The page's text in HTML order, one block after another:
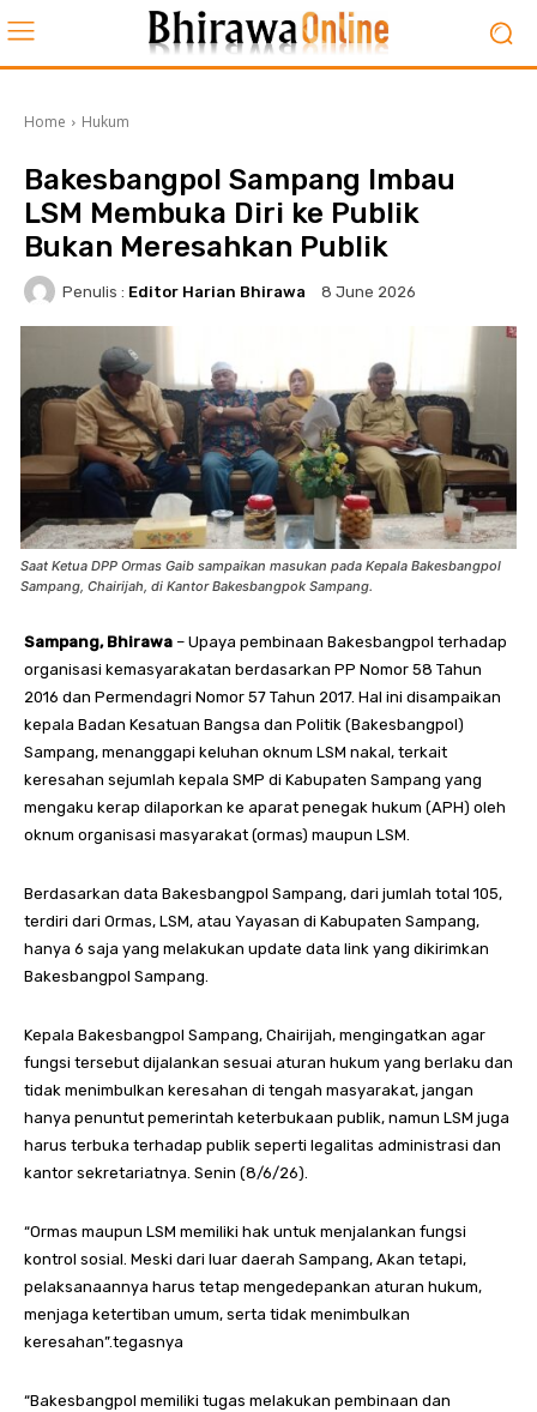
Home Hukum
Bakesbangpol Sampang Imbau
LSM Membuka Diri ke Publik
Bukan Meresahkan Publik
Penulis : Editor Harian Bhirawa 8 June 2026
Saat Ketua DPP Ormas Gaib sampaikan masukan pada Kepala Bakesbangpol
Sampang, Chairijah, di Kantor Bakesbangpok Sampang.
Sampang, Bhirawa – Upaya pembinaan Bakesbangpol terhadap
organisasi kemasyarakatan berdasarkan PP Nomor 58 Tahun
2016 dan Permendagri Nomor 57 Tahun 2017. Hal ini disampaikan
kepala Badan Kesatuan Bangsa dan Politik (Bakesbangpol)
Sampang, menanggapi keluhan oknum LSM nakal, terkait
keresahan sejumlah kepala SMP di Kabupaten Sampang yang
mengaku kerap dilaporkan ke aparat penegak hukum (APH) oleh
oknum organisasi masyarakat (ormas) maupun LSM.
Berdasarkan data Bakesbangpol Sampang, dari jumlah total 105,
terdiri dari Ormas, LSM, atau Yayasan di Kabupaten Sampang,
hanya 6 saja yang melakukan update data link yang dikirimkan
Bakesbangpol Sampang.
Kepala Bakesbangpol Sampang, Chairijah, mengingatkan agar
fungsi tersebut dijalankan sesuai aturan hukum yang berlaku dan
tidak menimbulkan keresahan di tengah masyarakat, jangan
hanya penuntut pemerintah keterbukaan publik, namun LSM juga
harus terbuka terhadap publik seperti legalitas administrasi dan
kantor sekretariatnya. Senin (8/6/26).
“Ormas maupun LSM memiliki hak untuk menjalankan fungsi
kontrol sosial. Meski dari luar daerah Sampang, Akan tetapi,
pelaksanaannya harus tetap mengedepankan aturan hukum,
menjaga ketertiban umum, serta tidak menimbulkan
keresahan”.tegasnya
“Bakesbangpol memiliki tugas melakukan pembinaan dan